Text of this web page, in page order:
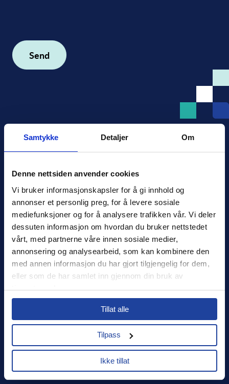
Samtykke Detaljer Om
Denne nettsiden anvender cookies
Vi bruker informasjonskapsler for å gi innhold og
annonser et personlig preg, for å levere sosiale
mediefunksjoner og for å analysere trafikken vår. Vi deler
dessuten informasjon om hvordan du bruker nettstedet
vårt, med partnerne våre innen sosiale medier,
annonsering og analysearbeid, som kan kombinere den
med annen informasjon du har gjort tilgjengelig for dem,
eller som de har samlet inn gjennom din bruk av
tjenestene deres.
Tillat alle
Tilpass
Ikke tillat
Select your country to see content relevant to
you and your business.
Select
Xledger Norge
Østensjøveien 32,0667,Oslo
Norge
salg@xledger.no
40002211
Logg inn
Support
Personvern